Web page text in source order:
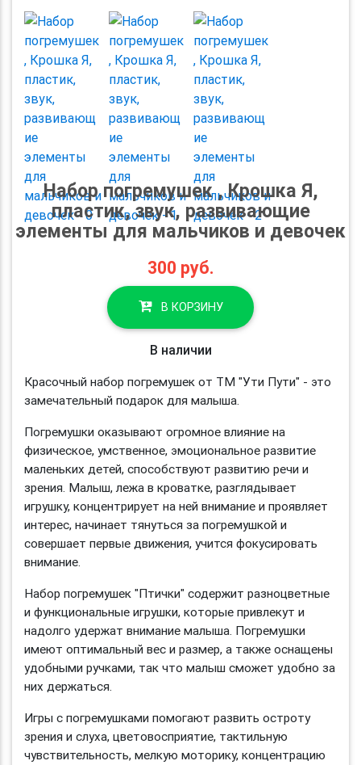
Набор погремушек , Крошка Я,
пластик, звук, развивающие
элементы для мальчиков и девочек
300 руб.
В КОРЗИНУ
В наличии
Красочный набор погремушек от ТМ "Ути Пути" - это
замечательный подарок для малыша.
Погремушки оказывают огромное влияние на
физическое, умственное, эмоциональное развитие
маленьких детей, способствуют развитию речи и
зрения. Малыш, лежа в кроватке, разглядывает
игрушку, концентрирует на ней внимание и проявляет
интерес, начинает тянуться за погремушкой и
совершает первые движения, учится фокусировать
внимание.
Набор погремушек "Птички" содержит разноцветные
и функциональные игрушки, которые привлекут и
надолго удержат внимание малыша. Погремушки
имеют оптимальный вес и размер, а также оснащены
удобными ручками, так что малыш сможет удобно за
них держаться.
Игры с погремушками помогают развить остроту
зрения и слуха, цветовосприятие, тактильную
чувствительность, мелкую моторику, концентрацию